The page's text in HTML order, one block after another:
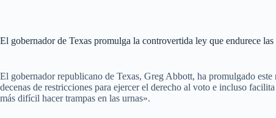
El gobernador de Texas promulga la controvertida ley que endurece
El gobernador republicano de Texas, Greg Abbott, ha promulgado
decenas de restricciones para ejercer el derecho al voto e incluso
más difícil hacer trampas en las urnas».